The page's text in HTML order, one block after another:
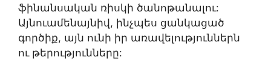
ֆինանսական ռիսկի ծանոթանալու:
Այնուամենայնիվ, ինչպես ցանկացած
գործիք, այն ունի իր առավելություններն
ու թերությունները: